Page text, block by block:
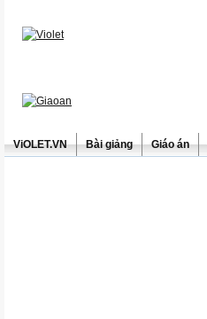
ViOLET.VN Bài giảng Giáo án